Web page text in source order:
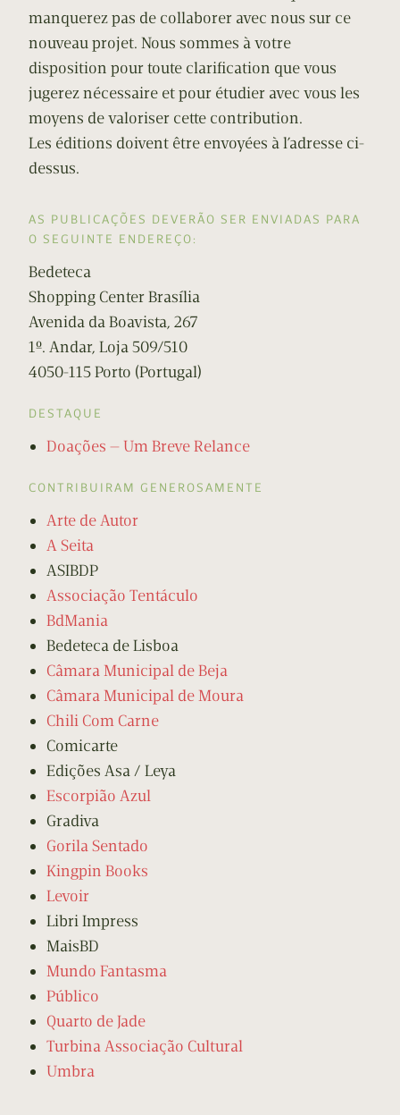
manquerez pas de collaborer avec nous sur ce
nouveau projet. Nous sommes à votre
disposition pour toute clarification que vous
jugerez nécessaire et pour étudier avec vous les
moyens de valoriser cette contribution.
Les éditions doivent être envoyées à l’adresse ci-
dessus.
AS PUBLICAÇÕES DEVERÃO SER ENVIADAS PARA
O SEGUINTE ENDEREÇO:
Bedeteca
Shopping Center Brasília
Avenida da Boavista, 267
1º. Andar, Loja 509/510
4050-115 Porto (Portugal)
DESTAQUE
Doações — Um Breve Relance
CONTRIBUIRAM GENEROSAMENTE
Arte de Autor
A Seita
ASIBDP
Associação Tentáculo
BdMania
Bedeteca de Lisboa
Câmara Municipal de Beja
Câmara Municipal de Moura
Chili Com Carne
Comicarte
Edições Asa / Leya
Escorpião Azul
Gradiva
Gorila Sentado
Kingpin Books
Levoir
Libri Impress
MaisBD
Mundo Fantasma
Público
Quarto de Jade
Turbina Associação Cultural
Umbra